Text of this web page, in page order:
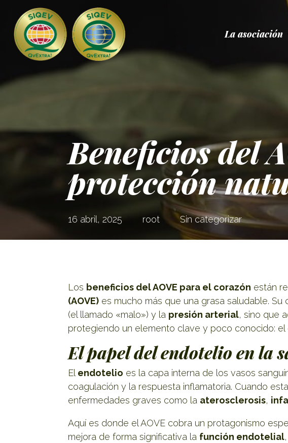
La asociación
Beneficios del
protección
16 abril, 2025 root Sin categorizar
Los beneficios del AOVE para el corazón están
(AOVE) es mucho más que una grasa saludable.
(el llamado «malo») y la presión arterial, sino que
protegiendo un elemento clave y poco conocido: el
El papel del endotelio en la
Elendotelio es la capa interna de los vasos
coagulación y la respuesta inflamatoria. Cuando
enfermedades graves como la aterosclerosis,
Aquí es donde el AOVE cobra un protagonismo
mejora de forma significativa la función endotelial